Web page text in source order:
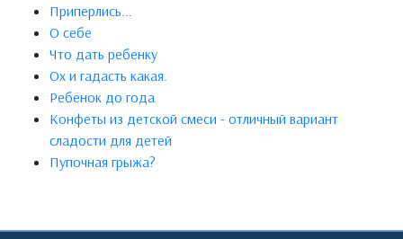
Приперлись...
О себе
Что дать ребенку
Ох и гадасть какая.
Ребёнок до года
Конфеты из детской смеси - отличный вариант
сладости для детей
Пупочная грыжа?